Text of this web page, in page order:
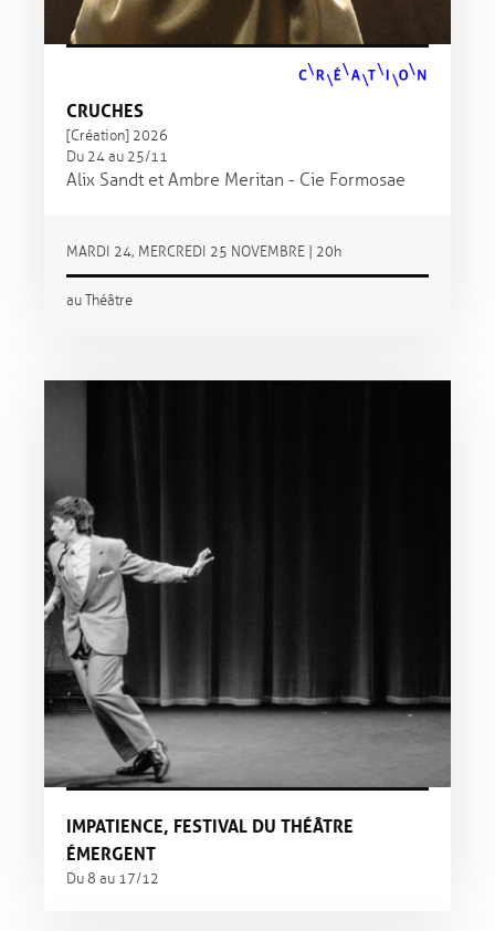
CRUCHES
[Création] 2026
Du 24 au 25/11
Alix Sandt et Ambre Meritan - Cie Formosae
MARDI 24, MERCREDI 25 NOVEMBRE | 20h
au Théâtre
IMPATIENCE, FESTIVAL DU THÉÂTRE
ÉMERGENT
Du 8 au 17/12